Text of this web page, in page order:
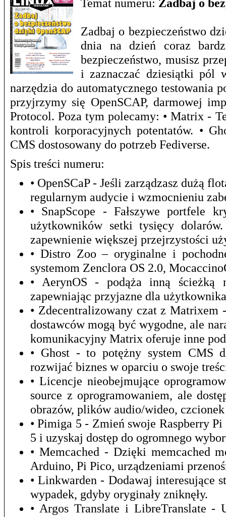
Temat numeru: Zadbaj o
Zadbaj o bezpieczeństwo
dnia na dzień coraz
bezpieczeństwo, musisz
i zaznaczać dziesiątki pól
narzędzia do automatycznego testowania
przyjrzymy się OpenSCAP, darmowej
Protocol. Poza tym polecamy: • Matrix -
kontroli korporacyjnych potentatów. •
CMS dostosowany do potrzeb Fediverse.
Spis treści numeru:
• OpenSCaP - Jeśli zarządzasz dużą
regularnym audycie i wzmocnieniu
• SnapScope - Fałszywe portfele
użytkowników setki tysięcy
zapewnienie większej przejrzystości
• Distro Zoo – oryginalne i
systemom Zenclora OS 2.0,
• AerynOS - podąża inną ścieżką
zapewniając przyjazne dla
• Zdecentralizowany czat z
dostawców mogą być wygodne, ale
komunikacyjny Matrix oferuje inne
• Ghost - to potężny system CMS
rozwijać biznes w oparciu o swoje
• Licencje nieobejmujące
source z oprogramowaniem, ale
obrazów, plików audio/wideo,
• Pimiga 5 - Zmień swoje Raspberry
5 i uzyskaj dostęp do ogromnego
• Memcached - Dzięki memcached
Arduino, Pi Pico, urządzeniami
• Linkwarden - Dodawaj interesujące
wypadek, gdyby oryginały zniknęły.
• Argos Translate i LibreTranslate -